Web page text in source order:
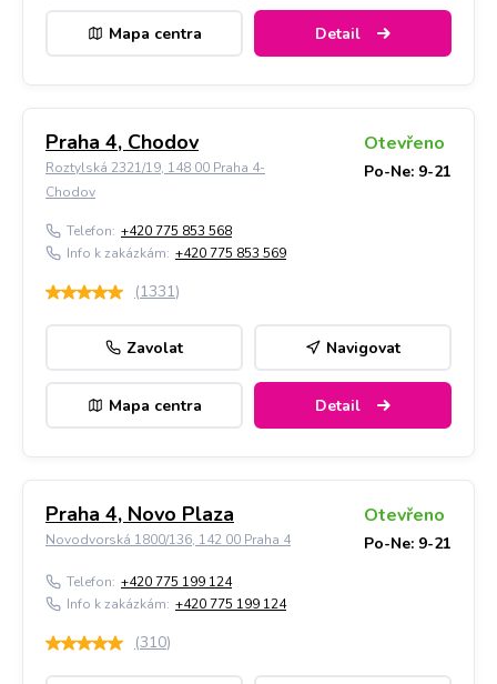
Mapa centra Detail
Praha 4, Chodov
Roztylská 2321/19, 148 00 Praha 4-
Chodov
Otevřeno
Po-Ne: 9-21
Telefon: +420 775 853 568
Info k zakázkám: +420 775 853 569
(1331)
Zavolat Navigovat
Mapa centra Detail
Praha 4, Novo Plaza
Novodvorská 1800/136, 142 00 Praha 4
Otevřeno
Po-Ne: 9-21
Telefon: +420 775 199 124
Info k zakázkám: +420 775 199 124
(310)